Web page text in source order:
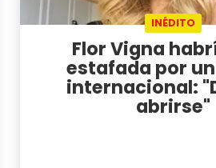
INÉDITO
Flor Vigna
estafada por
internacional:
abrirse"